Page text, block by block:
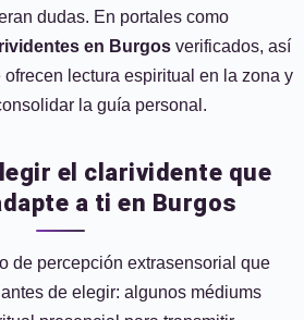
dudas. En portales como
en Burgos verificados, así
lectura espiritual en la zona y
la guía personal.
el clarividente que
a ti en Burgos
de percepción extrasensorial que
de elegir: algunos médiums